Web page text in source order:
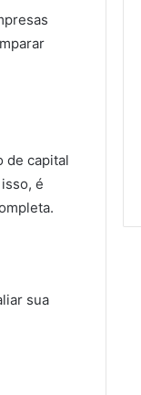
de capital
é
sua